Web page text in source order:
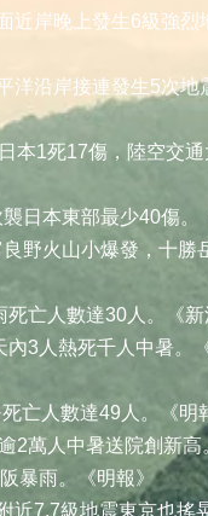
近岸晚上發生6級強烈
洋沿岸接連發生5次地
本1死17傷，陸空交
日本東部最少40傷。
野火山小爆發，十勝
亡人數達30人。《新
內3人熱死千人中暑。
亡人數達49人。《明
2萬人中暑送院創新
暴雨。《明報》
近7.7級地震東京也搖